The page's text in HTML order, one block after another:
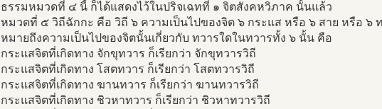
ธรรมหมวดที่ ๔ นี้ ก็ได้แสดงไว้ในปริจเฉทที่ ๑ จิตสังคหวิภาค นั้นแล้ว
หมวดที่ ๕ วิถีฉักกะ คือ วิถี ๖ ความเป็นไปของจิต ๖ กระแส หรือ ๖ สาย หรือ ๖
หมายถึงความเป็นไปของจิตนั้นเกี่ยวกับ ทวารใดในทวารทั้ง ๖ นั้น คือ
กระแสจิตที่เกิดทาง จักขุทวาร ก็เรียกว่า จักขุทวารวิถี
กระแสจิตที่เกิดทาง โสตทวาร ก็เรียกว่า โสตทวารวิถี
กระแสจิตที่เกิดทาง ฆานทวาร ก็เรียกว่า ฆานทวารวิถี
กระแสจิตที่เกิดทาง ชิวหาทวาร ก็เรียกว่า ชิวหาทวารวิถี